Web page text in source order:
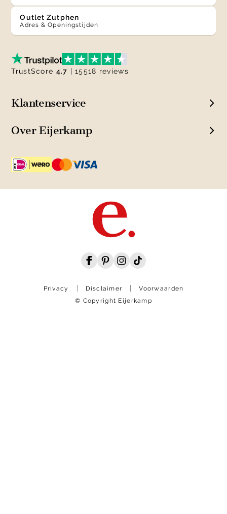
Outlet Zutphen
Adres & Openingstijden
Klantenservice
Over Eijerkamp
TrustScore 4.7 | 15518 reviews
Privacy Disclaimer
Voorwaarden
© Copyright Eijerkamp